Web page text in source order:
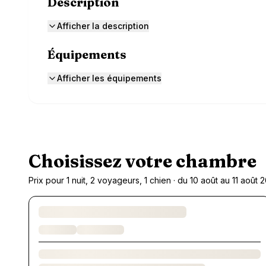
Afficher la description
Équipements
Afficher les équipements
Choisissez votre chambre
Prix pour 1 nuit, 2 voyageurs, 1 chien · du 10 août au 11 août
Chargement des chambres et des formules…